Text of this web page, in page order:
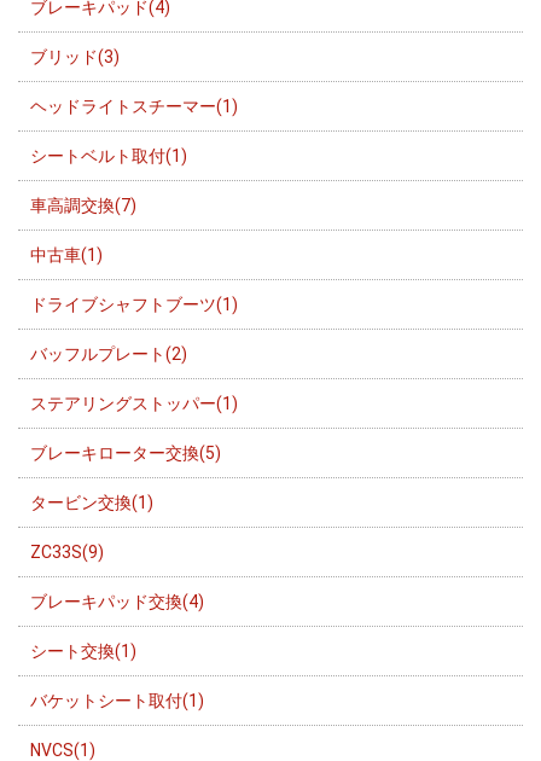
ブレーキパッド(4)
ブリッド(3)
ヘッドライトスチーマー(1)
シートベルト取付(1)
車高調交換(7)
中古車(1)
ドライブシャフトブーツ(1)
バッフルプレート(2)
ステアリングストッパー(1)
ブレーキローター交換(5)
タービン交換(1)
ZC33S(9)
ブレーキパッド交換(4)
シート交換(1)
バケットシート取付(1)
NVCS(1)